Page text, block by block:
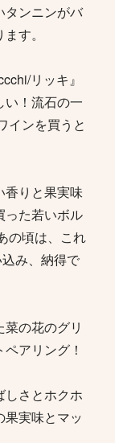
タンニンがバ
す。
リッキ』
い！流石の一
インを買うと
香りと果実味
った若いボル
の頃は、これ
み、納得で
菜の花のグリ
アリング！
しさとホクホ
果実味とマッ